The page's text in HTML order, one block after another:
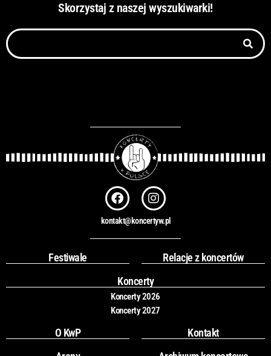
Skorzystaj z naszej wyszukiwarki!
Szukaj
F
a
c
e
b
o
k
I
n
s
t
a
r
a
m
kontakt@koncertyw.pl
Festiwale
Relacje z koncertów
Koncerty
Koncerty 2026
Koncerty 2027
O KwP
Kontakt